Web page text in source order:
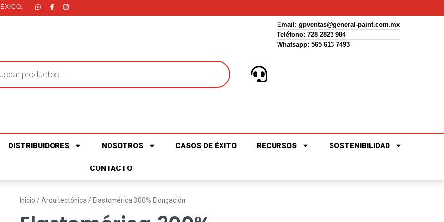
W
h
a
F
a
c
f
I
n
s
Email: gpventas@general-paint.com.mx
Teléfono: 728 2823 984
Whatsapp: 565 613 7493
DISTRIBUIDORES NOSOTROS CASOS DE ÉXITO RECURSOS SOSTENIBILIDAD
CONTACTO
Inicio / Arquitectónica / Elastomérica 300% Elongación